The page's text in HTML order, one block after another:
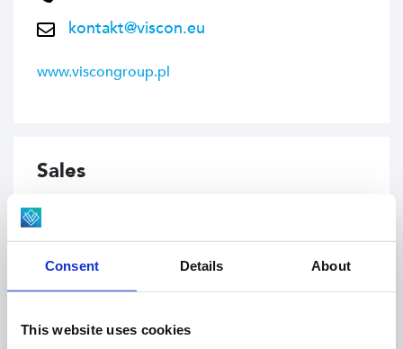
Consent Details About
This website uses cookies
kontakt@viscon.eu
www.viscongroup.pl
Sales
Viscon Group Eastern Europe
Aleja Niepodległości 106
43-100 Tychy
Poland